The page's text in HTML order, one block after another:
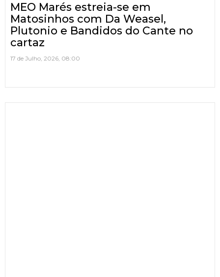
MEO Marés estreia-se em
Matosinhos com Da Weasel,
Plutonio e Bandidos do Cante no
cartaz
17 de Julho, 2026, 08:00